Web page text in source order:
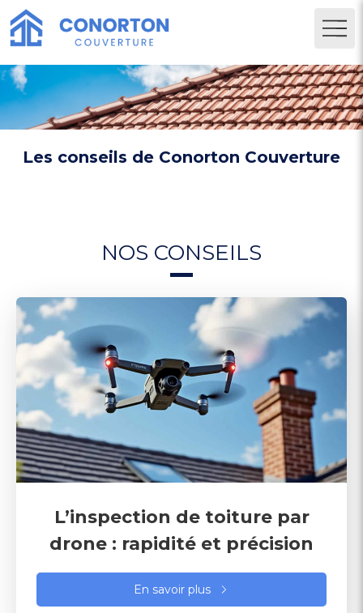
Les conseils de Conorton Couverture
NOS CONSEILS
L’inspection de toiture par
drone : rapidité et précision
En savoir plus